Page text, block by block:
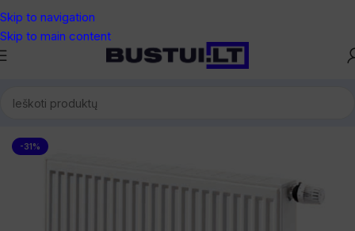
Skip to navigation
Skip to main content
-31%